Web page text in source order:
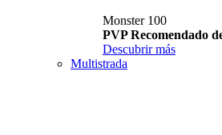
Monster 100
PVP Recomendado
Descubrir más
Multistrada